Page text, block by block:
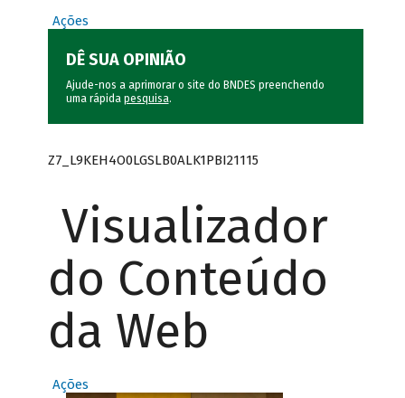
Ações
DÊ SUA OPINIÃO
Ajude-nos a aprimorar o site do BNDES preenchendo
uma rápida pesquisa.
Z7_L9KEH4O0LGSLB0ALK1PBI21115
Visualizador
do Conteúdo
da Web
Ações